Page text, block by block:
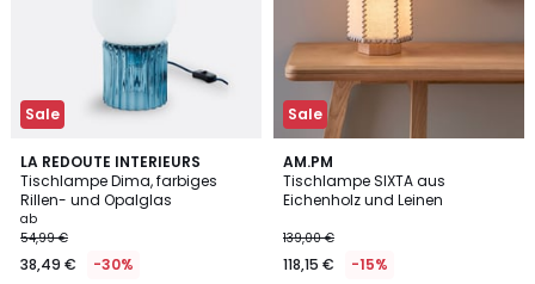
Sale
LA REDOUTE INTERIEURS
Tischlampe Dima, farbiges
Rillen- und Opalglas
ab
54,99 €
38,49 € -30%
4,7
/ 5
3
Farben
Sale
AM.PM
Tischlampe SIXTA aus
Eichenholz und Leinen
139,00 €
118,15 € -15%
5
/
5